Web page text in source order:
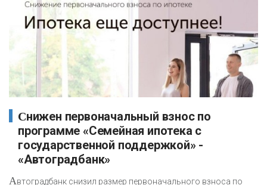
Снижен первоначальный взнос по
программе «Семейная ипотека с
государственной поддержкой» -
«Автоградбанк»
Автоградбанк снизил размер первоначального взноса по